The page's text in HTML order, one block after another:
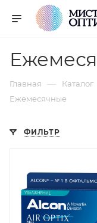
Главная — Каталог
Ежемесячные
ФИЛЬТР